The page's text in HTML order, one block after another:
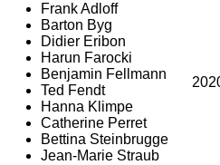
Frank Adloff
Barton Byg
Didier Eribon
Harun Farocki
Benjamin Fellmann
Ted Fendt
Hanna Klimpe
Catherine Perret
Bettina Steinbrugge
Jean-Marie Straub